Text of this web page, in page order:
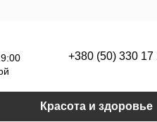
+380 (50) 330 17
Красота и здоровье